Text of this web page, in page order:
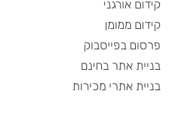
קידום אורגני
קידום ממומן
פרסום בפייסבוק
בניית אתר בחינם
בניית אתרי מכירות